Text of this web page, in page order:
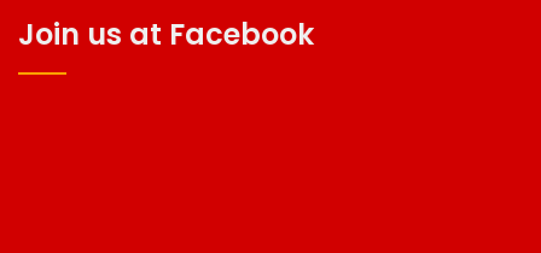
Join us at Facebook